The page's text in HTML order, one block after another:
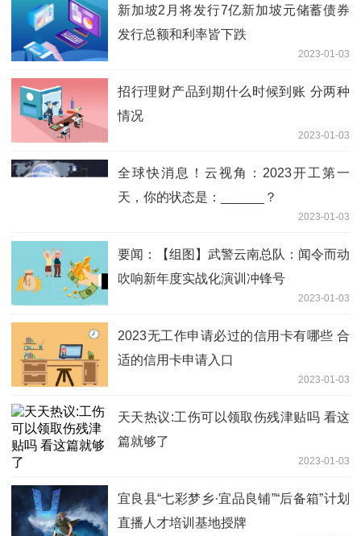
新加坡2月将发行7亿新加坡元储蓄债券
发行总额和利率皆下跌
2023-01-03
招行理财产品到期什么时候到账 分两种
情况
2023-01-03
全球快消息！云视角：2023开工第一
天，你的状态是：______？
2023-01-03
要闻：【组图】武警云南总队：闻令而动
吹响新年度实战化演训冲锋号
2023-01-03
2023无工作申请必过的信用卡有哪些 合
适的信用卡申请入口
2023-01-03
天天热议:工伤可以领取伤残津贴吗 看这
篇就够了
2023-01-03
宜良县“七彩梦乡·宜品良铺”“后备箱”计划
直播人才培训基地授牌